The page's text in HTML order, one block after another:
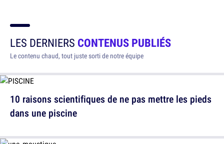
LES DERNIERS CONTENUS PUBLIÉS
Le contenu chaud, tout juste sorti de notre équipe
10 raisons scientifiques de ne pas mettre les pieds
dans une piscine